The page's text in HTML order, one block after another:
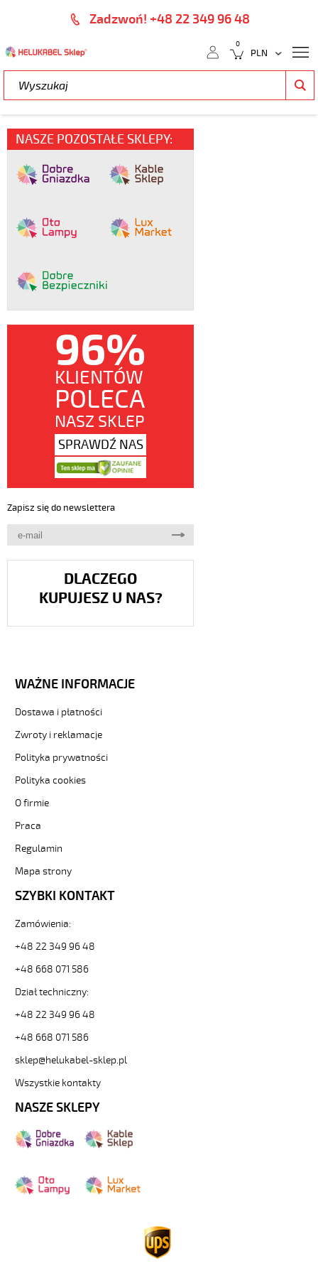
Zadzwoń! +48 22 349 96 48
0
NASZE POZOSTAŁE SKLEPY:
96%
KLIENTÓW
POLECA
NASZ SKLEP
SPRAWDŹ NAS
Zapisz się do newslettera
DLACZEGO
KUPUJESZ U NAS?
WAŻNE INFORMACJE
Dostawa i płatności
Zwroty i reklamacje
Polityka prywatności
Polityka cookies
O firmie
Praca
Regulamin
Mapa strony
SZYBKI KONTAKT
Zamówienia:
+48 22 349 96 48
+48 668 071 586
Dział techniczny:
+48 22 349 96 48
+48 668 071 586
sklep@helukabel-sklep.pl
Wszystkie kontakty
NASZE SKLEPY